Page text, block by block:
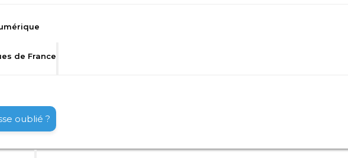
de France
oublié ?